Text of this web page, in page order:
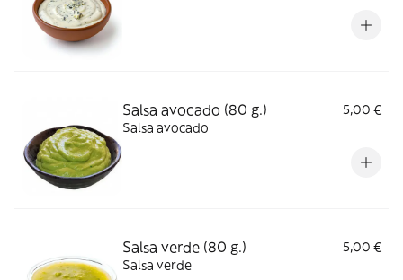
Salsa avocado (80 g.)
5,00 €
Salsa avocado
Salsa verde (80 g.)
5,00 €
Salsa verde